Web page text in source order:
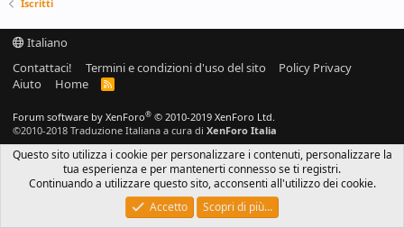
Iscritti
Italiano
Contattaci!
Termini e condizioni d'uso del sito
Policy Privacy
Aiuto
Home
R
Forum software by XenForo® © 2010-2019 XenForo Ltd.
©2010-2018 Traduzione Italiana a cura di XenForo Italia
Questo sito utilizza i cookie per personalizzare i contenuti, personalizzare la
tua esperienza e per mantenerti connesso se ti registri.
Continuando a utilizzare questo sito, acconsenti all'utilizzo dei cookie.
Accetto
Scopri di più…